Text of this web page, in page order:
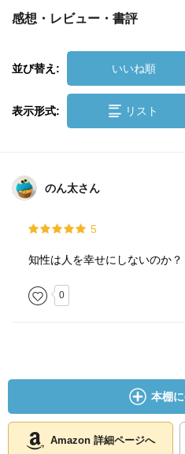
感想・レビュー・書評
並び替え: いいね順
表示形式: リスト
のん太さん
5
知性は人を幸せにしないのか？
0
本棚
Amazon 詳細ページへ